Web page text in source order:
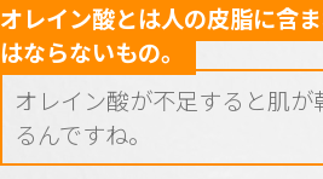
オレイン酸とは人の皮脂に含
はならないもの。
オレイン酸が不足すると肌
るんですね。